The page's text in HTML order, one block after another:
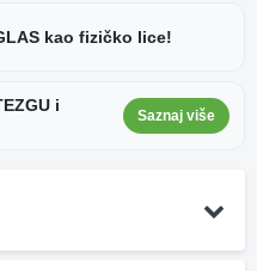
kao fizičko lice!
i
Saznaj više